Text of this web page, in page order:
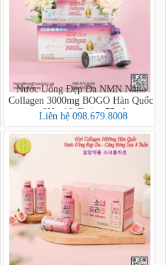
Nước Uống Đẹp Da NMN Nano
Collagen 3000mg BOGO Hàn Quốc
- Hộp 10 Chai x 75ml
Liên hệ 098.679.8008